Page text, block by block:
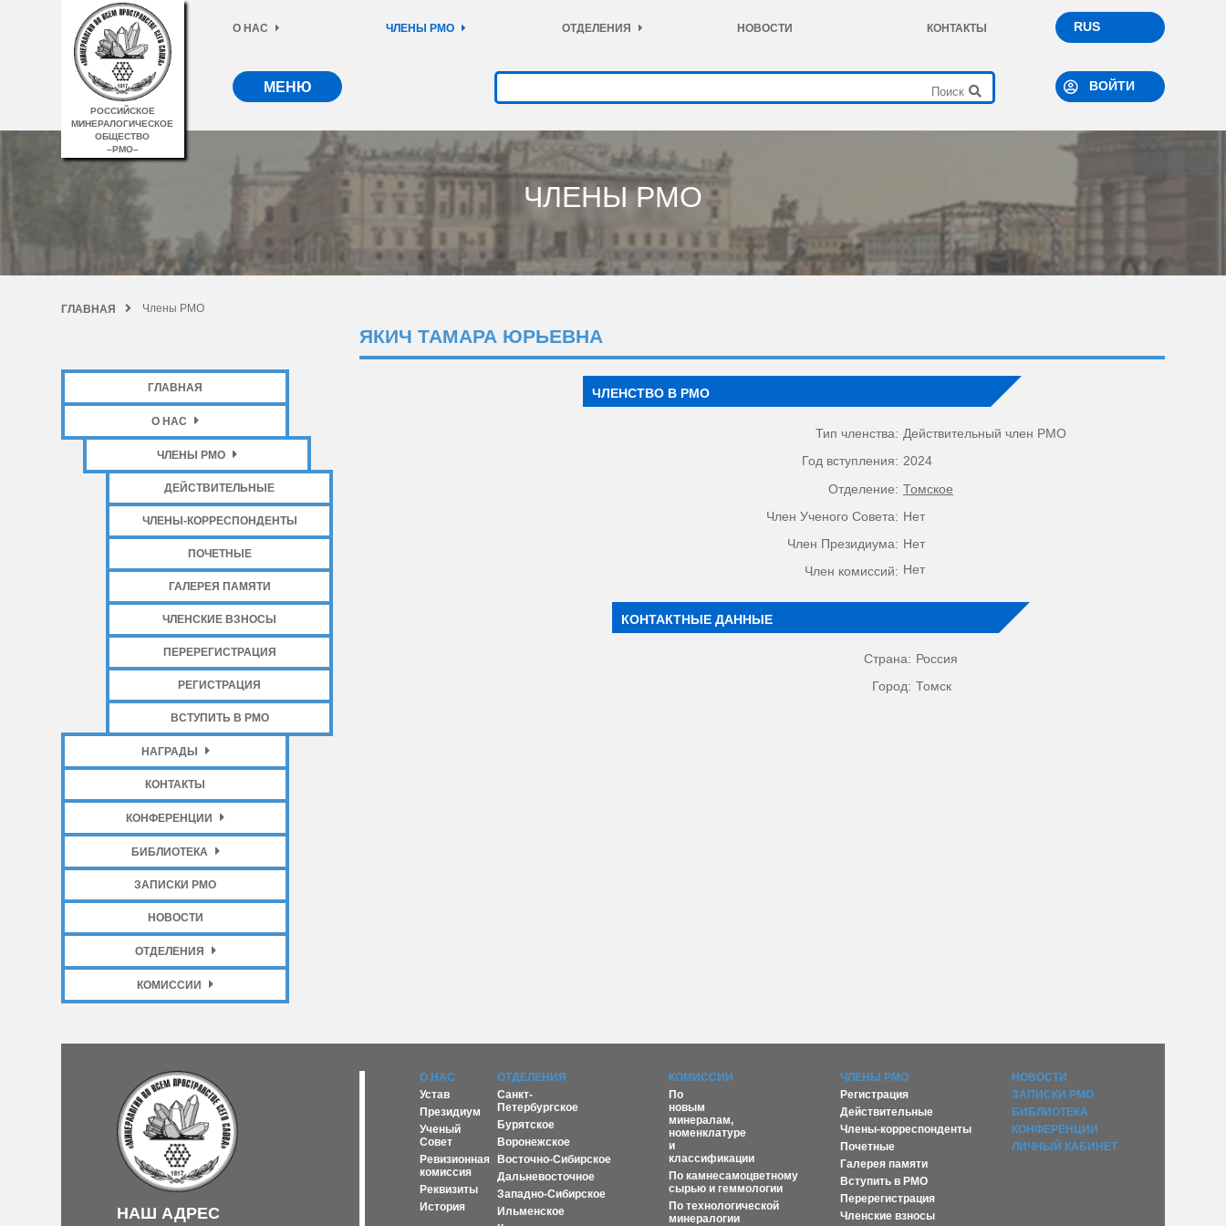
РОССИЙСКОЕ
МИНЕРАЛОГИЧЕСКОЕ
ОБЩЕСТВО
–РМО–
О НАС ЧЛЕНЫ РМО ОТДЕЛЕНИЯ НОВОСТИ КОНТАКТЫ RUS
МЕНЮ ВОЙТИ
ЧЛЕНЫ РМО
ГЛАВНАЯ Члены РМО
ГЛАВНАЯ
О НАС
ЧЛЕНЫ РМО
ДЕЙСТВИТЕЛЬНЫЕ
ЧЛЕНЫ-КОРРЕСПОНДЕНТЫ
ПОЧЕТНЫЕ
ГАЛЕРЕЯ ПАМЯТИ
ЧЛЕНСКИЕ ВЗНОСЫ
ПЕРЕРЕГИСТРАЦИЯ
РЕГИСТРАЦИЯ
ВСТУПИТЬ В РМО
НАГРАДЫ
КОНТАКТЫ
КОНФЕРЕНЦИИ
БИБЛИОТЕКА
ЗАПИСКИ РМО
НОВОСТИ
ОТДЕЛЕНИЯ
КОМИССИИ
ЯКИЧ ТАМАРА ЮРЬЕВНА
ЧЛЕНСТВО В РМО
Тип членства: Действительный член РМО
Год вступления: 2024
Отделение: Томское
Член Ученого Совета: Нет
Член Президиума: Нет
Член комиссий: Нет
КОНТАКТНЫЕ ДАННЫЕ
Страна: Россия
Город: Томск
НАШ АДРЕС
О НАС
Устав
Президиум
Ученый
Совет
Ревизионная
комиссия
Реквизиты
История
ОТДЕЛЕНИЯ
Санкт-
Петербургское
Бурятское
Воронежское
Восточно-Сибирское
Дальневосточное
Западно-Сибирское
Ильменское
КОМИССИИ
По
новым
минералам,
номенклатуре
и
классификации
По камнесамоцветному
сырью и геммологии
По технологической
минералогии
ЧЛЕНЫ РМО
Регистрация
Действительные
Члены-корреспонденты
Почетные
Галерея памяти
Вступить в РМО
Перерегистрация
Членские взносы
НОВОСТИ
ЗАПИСКИ РМО
БИБЛИОТЕКА
КОНФЕРЕНЦИИ
ЛИЧНЫЙ КАБИНЕТ